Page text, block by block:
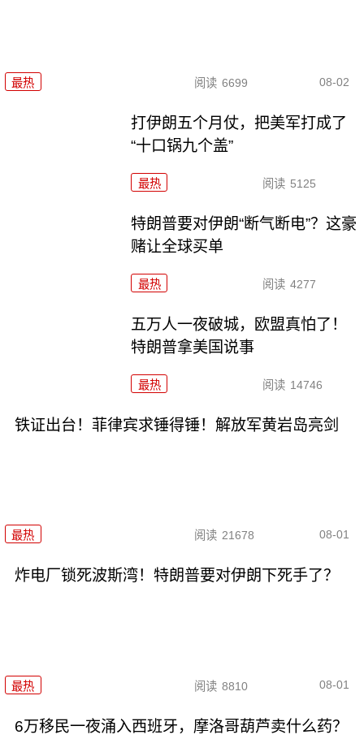
最热 阅读 6699 08-02
打伊朗五个月仗，把美军打成了
“十口锅九个盖”
最热 阅读 5125
特朗普要对伊朗“断气断电”？这豪
赌让全球买单
最热 阅读 4277
五万人一夜破城，欧盟真怕了！
特朗普拿美国说事
最热 阅读 14746
铁证出台！菲律宾求锤得锤！解放军黄岩岛亮剑
最热 阅读 21678 08-01
炸电厂锁死波斯湾！特朗普要对伊朗下死手了？
最热 阅读 8810 08-01
6万移民一夜涌入西班牙，摩洛哥葫芦卖什么药？